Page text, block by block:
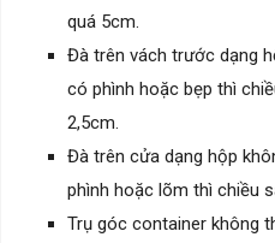
quá 5cm.
Đà trên vách trước dạng
có phình hoặc bẹp thì
2,5cm.
Đà trên cửa dạng hộp
phình hoặc lõm thì chiều
Trụ góc container không